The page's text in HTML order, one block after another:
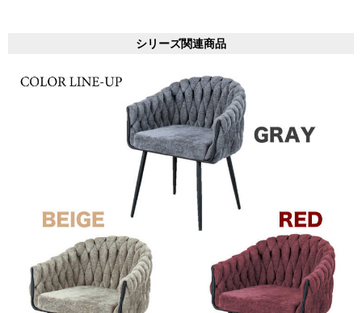
シリーズ関連商品